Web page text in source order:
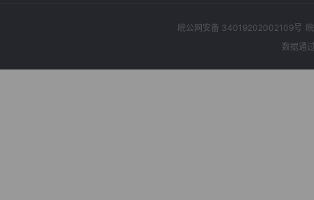
皖公网安备 34019202002109号
数据通